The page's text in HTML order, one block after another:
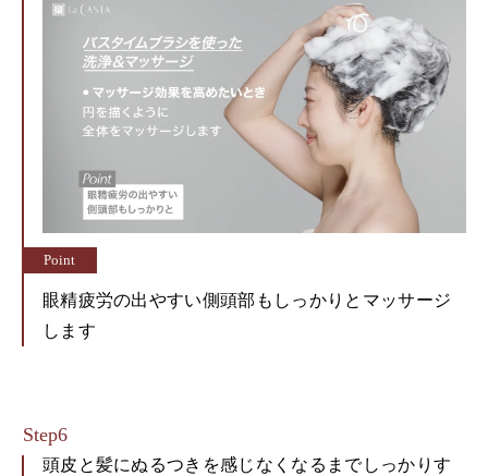
眼精疲労の出やすい側頭部もしっかりとマッサージ
します
頭皮と髪にぬるつきを感じなくなるまでしっかりす